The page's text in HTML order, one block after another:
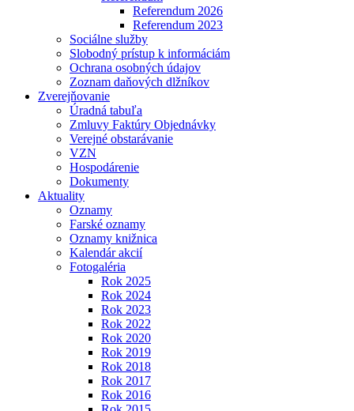
Referendum 2026
Referendum 2023
Sociálne služby
Slobodný prístup k informáciám
Ochrana osobných údajov
Zoznam daňových dlžníkov
Zverejňovanie
Úradná tabuľa
Zmluvy Faktúry Objednávky
Verejné obstarávanie
VZN
Hospodárenie
Dokumenty
Aktuality
Oznamy
Farské oznamy
Oznamy knižnica
Kalendár akcií
Fotogaléria
Rok 2025
Rok 2024
Rok 2023
Rok 2022
Rok 2020
Rok 2019
Rok 2018
Rok 2017
Rok 2016